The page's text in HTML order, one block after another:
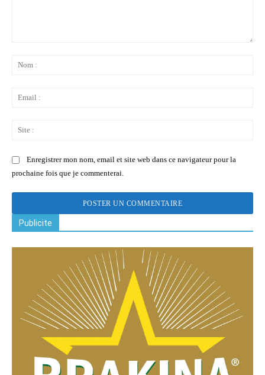
Enregistrer mon nom, email et site web dans ce navigateur pour la
prochaine fois que je commenterai.
Publicite